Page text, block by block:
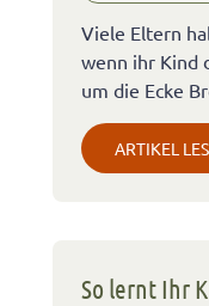
Viele Eltern
wenn ihr Kind
um die Ecke
ARTIKEL
So lernt Ihr